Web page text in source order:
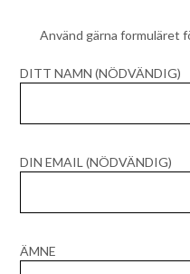
Använd gärna formuläret
DITT NAMN (NÖDVÄNDIG)
DIN EMAIL (NÖDVÄNDIG)
ÄMNE